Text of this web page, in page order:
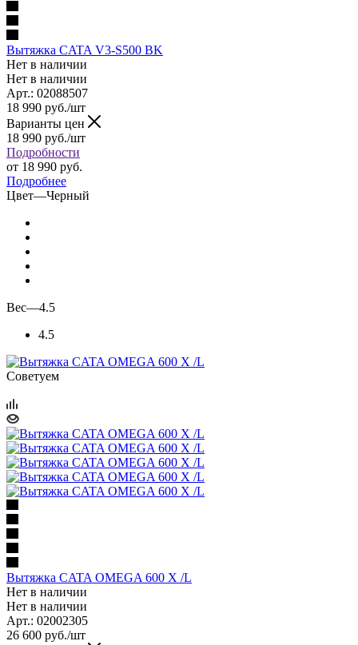
Вытяжка CATA V3-S500 BK
Нет в наличии
Нет в наличии
Арт.: 02088507
18 990 руб./шт
Варианты цен
18 990 руб./шт
Подробности
от 18 990 руб.
Подробнее
Цвет—Черный
Вес—4.5
4.5
Советуем
Вытяжка CATA OMEGA 600 X /L
Нет в наличии
Нет в наличии
Арт.: 02002305
26 600 руб./шт